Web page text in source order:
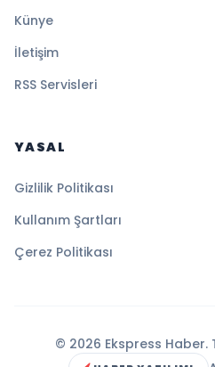
Künye
İletişim
RSS Servisleri
YASAL
Gizlilik Politikası
Kullanım Şartları
Çerez Politikası
© 2026 Ekspress Haber.